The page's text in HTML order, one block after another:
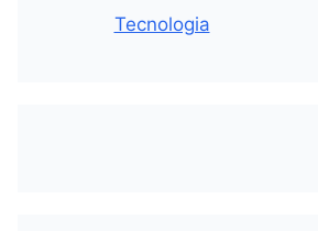
Tecnologia